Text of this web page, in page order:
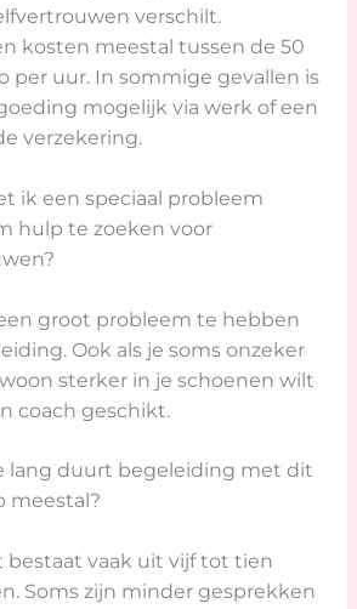
verschilt.
kosten meestal tussen de 50
per uur. In sommige gevallen is
mogelijk via werk of een
verzekering.
ik een speciaal probleem
hulp te zoeken voor
groot probleem te hebben
Ook als je soms onzeker
sterker in je schoenen wilt
coach geschikt.
lang duurt begeleiding met dit
meestal?
bestaat vaak uit vijf tot tien
Soms zijn minder gesprekken